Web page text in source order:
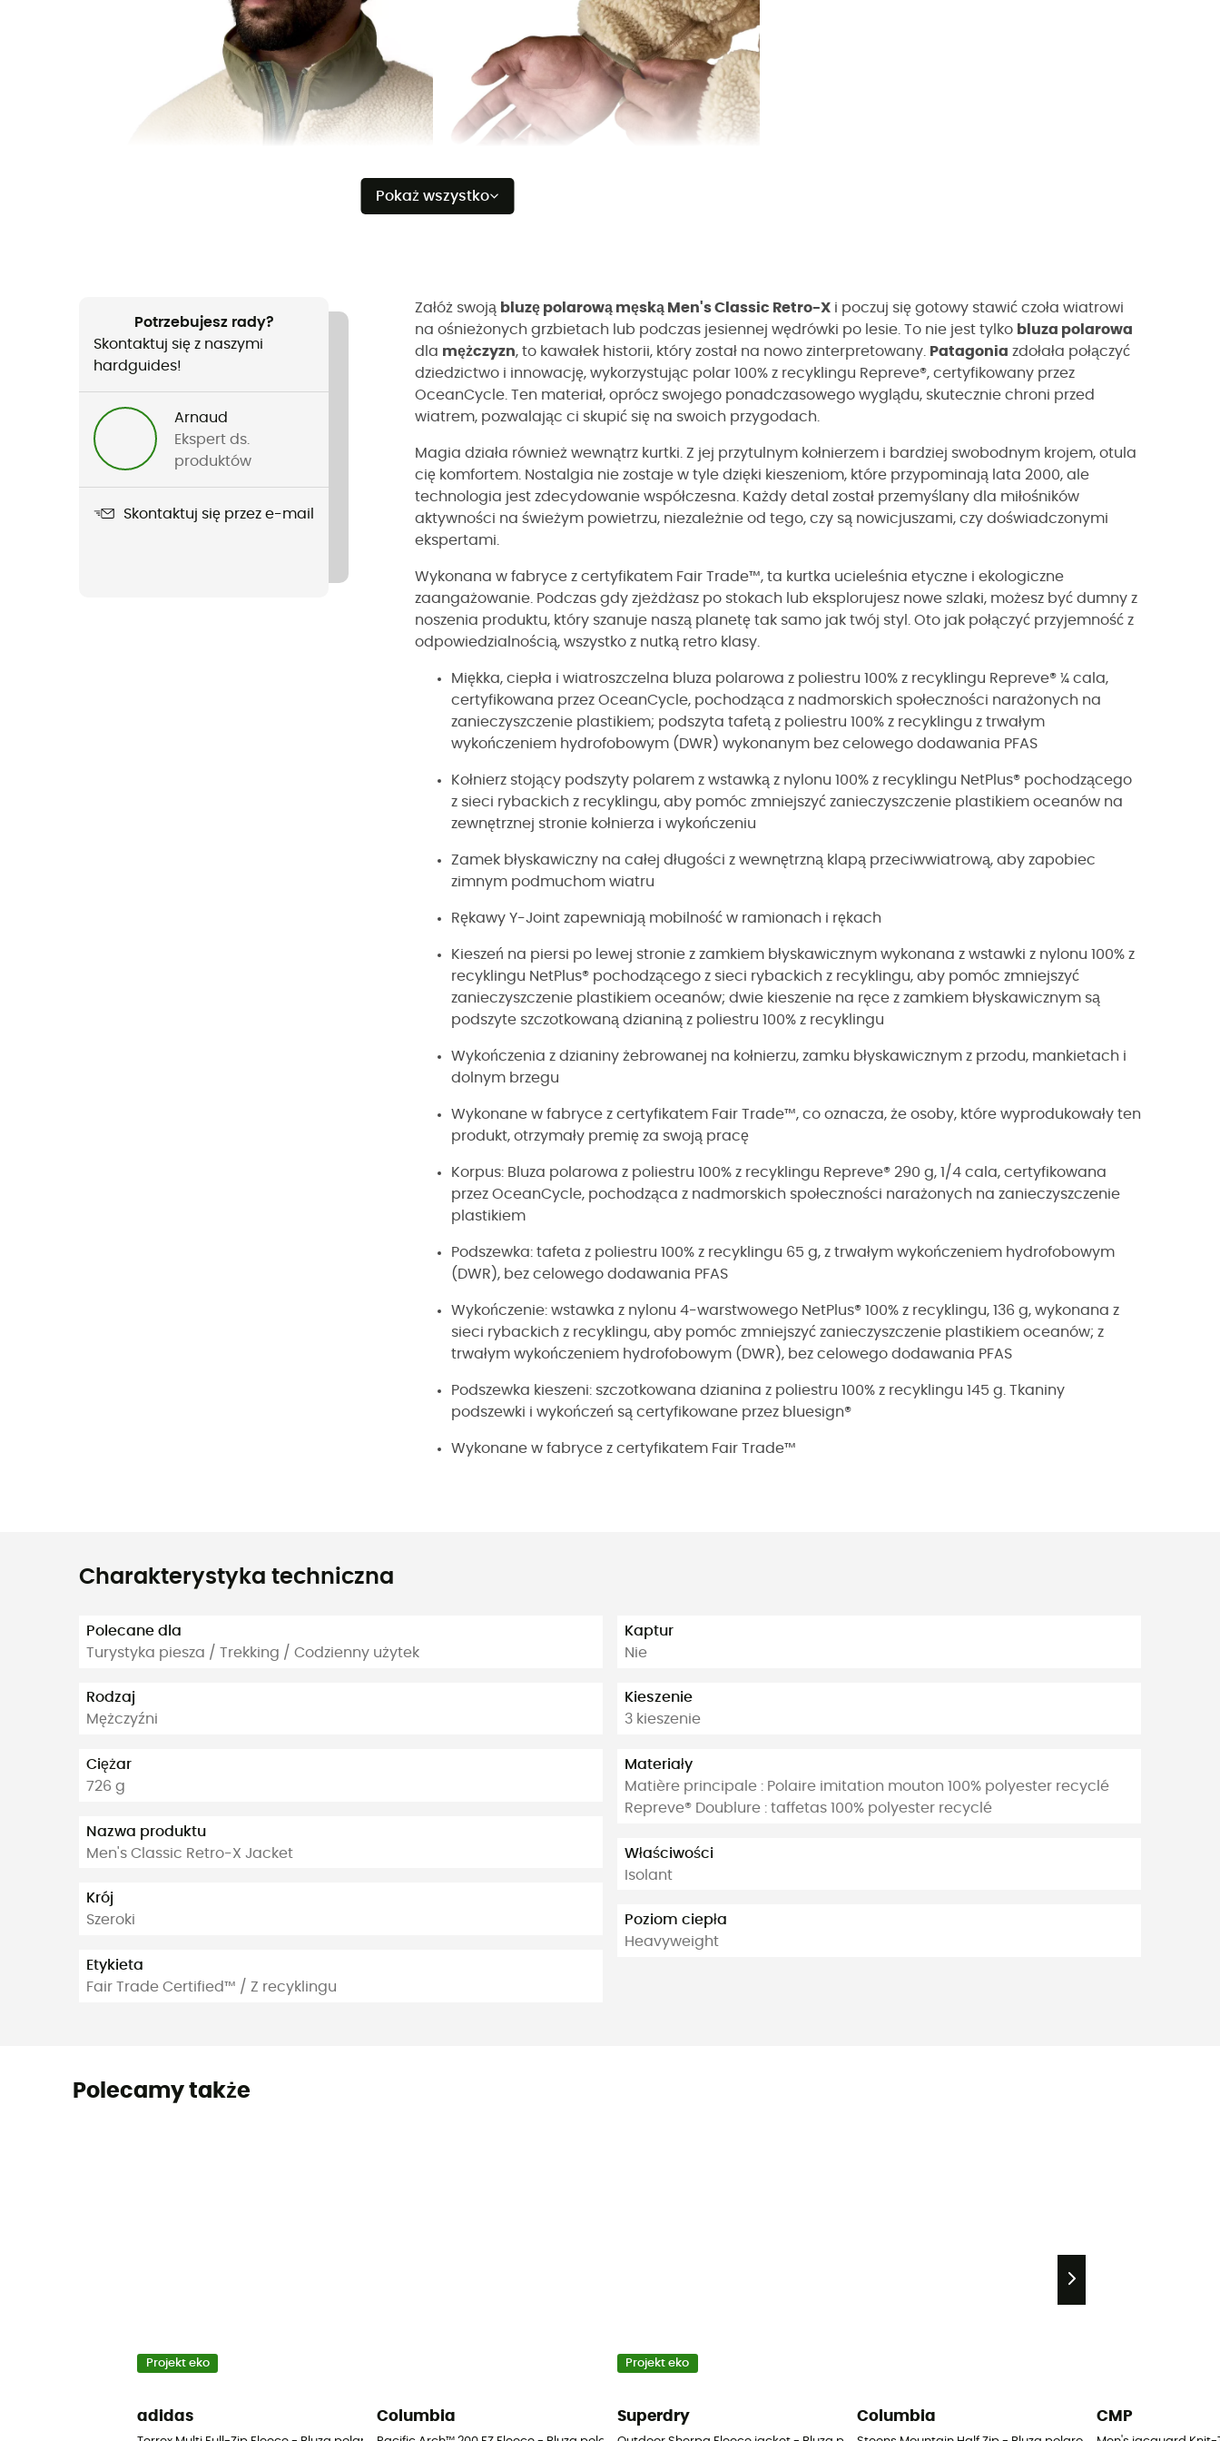
Pokaż wszystko
Potrzebujesz rady?
Skontaktuj się z naszymi
hardguides!
Arnaud
Ekspert ds.
produktów
Skontaktuj się przez e-mail
Załóż swoją bluzę polarową męską Men's Classic Retro-X i poczuj się gotowy stawić czoła wiatrowi
na ośnieżonych grzbietach lub podczas jesiennej wędrówki po lesie. To nie jest tylko bluza polarowa
dla mężczyzn, to kawałek historii, który został na nowo zinterpretowany. Patagonia zdołała połączyć
dziedzictwo i innowację, wykorzystując polar 100% z recyklingu Repreve®, certyfikowany przez
OceanCycle. Ten materiał, oprócz swojego ponadczasowego wyglądu, skutecznie chroni przed
wiatrem, pozwalając ci skupić się na swoich przygodach.
Magia działa również wewnątrz kurtki. Z jej przytulnym kołnierzem i bardziej swobodnym krojem, otula
cię komfortem. Nostalgia nie zostaje w tyle dzięki kieszeniom, które przypominają lata 2000, ale
technologia jest zdecydowanie współczesna. Każdy detal został przemyślany dla miłośników
aktywności na świeżym powietrzu, niezależnie od tego, czy są nowicjuszami, czy doświadczonymi
ekspertami.
Wykonana w fabryce z certyfikatem Fair Trade™, ta kurtka ucieleśnia etyczne i ekologiczne
zaangażowanie. Podczas gdy zjeżdżasz po stokach lub eksplorujesz nowe szlaki, możesz być dumny z
noszenia produktu, który szanuje naszą planetę tak samo jak twój styl. Oto jak połączyć przyjemność z
odpowiedzialnością, wszystko z nutką retro klasy.
Miękka, ciepła i wiatroszczelna bluza polarowa z poliestru 100% z recyklingu Repreve® ¼ cala,
certyfikowana przez OceanCycle, pochodząca z nadmorskich społeczności narażonych na
zanieczyszczenie plastikiem; podszyta tafetą z poliestru 100% z recyklingu z trwałym
wykończeniem hydrofobowym (DWR) wykonanym bez celowego dodawania PFAS
Kołnierz stojący podszyty polarem z wstawką z nylonu 100% z recyklingu NetPlus® pochodzącego
z sieci rybackich z recyklingu, aby pomóc zmniejszyć zanieczyszczenie plastikiem oceanów na
zewnętrznej stronie kołnierza i wykończeniu
Zamek błyskawiczny na całej długości z wewnętrzną klapą przeciwwiatrową, aby zapobiec
zimnym podmuchom wiatru
Rękawy Y-Joint zapewniają mobilność w ramionach i rękach
Kieszeń na piersi po lewej stronie z zamkiem błyskawicznym wykonana z wstawki z nylonu 100% z
recyklingu NetPlus® pochodzącego z sieci rybackich z recyklingu, aby pomóc zmniejszyć
zanieczyszczenie plastikiem oceanów; dwie kieszenie na ręce z zamkiem błyskawicznym są
podszyte szczotkowaną dzianiną z poliestru 100% z recyklingu
Wykończenia z dzianiny żebrowanej na kołnierzu, zamku błyskawicznym z przodu, mankietach i
dolnym brzegu
Wykonane w fabryce z certyfikatem Fair Trade™, co oznacza, że osoby, które wyprodukowały ten
produkt, otrzymały premię za swoją pracę
Korpus: Bluza polarowa z poliestru 100% z recyklingu Repreve® 290 g, 1/4 cala, certyfikowana
przez OceanCycle, pochodząca z nadmorskich społeczności narażonych na zanieczyszczenie
plastikiem
Podszewka: tafeta z poliestru 100% z recyklingu 65 g, z trwałym wykończeniem hydrofobowym
(DWR), bez celowego dodawania PFAS
Wykończenie: wstawka z nylonu 4-warstwowego NetPlus® 100% z recyklingu, 136 g, wykonana z
sieci rybackich z recyklingu, aby pomóc zmniejszyć zanieczyszczenie plastikiem oceanów; z
trwałym wykończeniem hydrofobowym (DWR), bez celowego dodawania PFAS
Podszewka kieszeni: szczotkowana dzianina z poliestru 100% z recyklingu 145 g. Tkaniny
podszewki i wykończeń są certyfikowane przez bluesign®
Wykonane w fabryce z certyfikatem Fair Trade™
Charakterystyka techniczna
Polecane dla
Turystyka piesza / Trekking / Codzienny użytek
Rodzaj
Mężczyźni
Ciężar
726 g
Nazwa produktu
Men's Classic Retro-X Jacket
Krój
Szeroki
Etykieta
Fair Trade Certified™ / Z recyklingu
Kaptur
Nie
Kieszenie
3 kieszenie
Materiały
Matière principale : Polaire imitation mouton 100% polyester recyclé
Repreve® Doublure : taffetas 100% polyester recyclé
Właściwości
Isolant
Poziom ciepła
Heavyweight
Polecamy także
Projekt eko
adidas Columbia
Projekt eko
Superdry Columbia CMP